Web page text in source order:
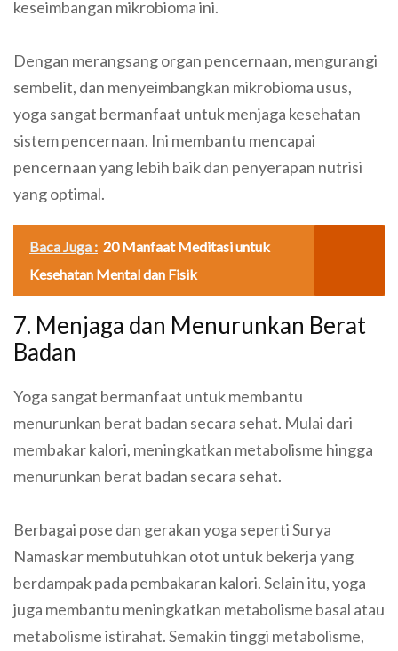
keseimbangan mikrobioma ini.
Dengan merangsang organ pencernaan, mengurangi
sembelit, dan menyeimbangkan mikrobioma usus,
yoga sangat bermanfaat untuk menjaga kesehatan
sistem pencernaan. Ini membantu mencapai
pencernaan yang lebih baik dan penyerapan nutrisi
yang optimal.
Baca Juga : 20 Manfaat Meditasi untuk
Kesehatan Mental dan Fisik
7. Menjaga dan Menurunkan Berat
Badan
Yoga sangat bermanfaat untuk membantu
menurunkan berat badan secara sehat. Mulai dari
membakar kalori, meningkatkan metabolisme hingga
menurunkan berat badan secara sehat.
Berbagai pose dan gerakan yoga seperti Surya
Namaskar membutuhkan otot untuk bekerja yang
berdampak pada pembakaran kalori. Selain itu, yoga
juga membantu meningkatkan metabolisme basal atau
metabolisme istirahat. Semakin tinggi metabolisme,